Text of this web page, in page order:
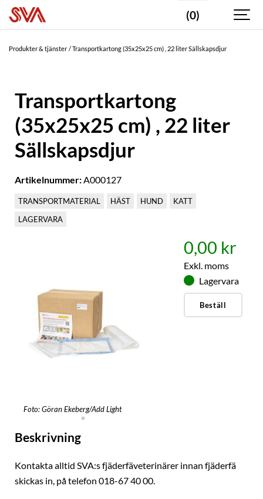
(0)
Produkter & tjänster Transportkartong (35x25x25 cm) , 22 liter Sällskapsdjur
Transportkartong
(35x25x25 cm) , 22 liter
Sällskapsdjur
Artikelnummer:A000127
TRANSPORTMATERIAL HÄST HUND
KATT
LAGERVARA
Foto: Göran Ekeberg/Add Light
0,00 kr
Exkl. moms
Lagervara
Beställ
Beskrivning
Kontakta alltid SVA:s fjäderfäveterinärer innan fjäderfä
skickas in, på telefon 018-67 40 00.